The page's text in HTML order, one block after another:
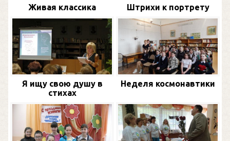
Живая классика Штрихи к портрету
Я ищу свою душу в
стихах
Неделя космонавтики